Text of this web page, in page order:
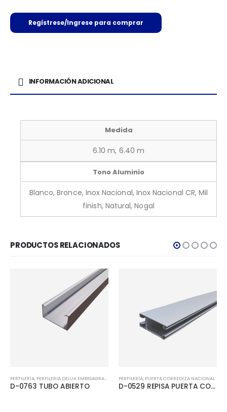
Regístrese/Ingrese para comprar
INFORMACIÓN ADICIONAL
Medida
6.10 m, 6.40 m
Tono Aluminio
Blanco, Bronce, Inox Nacional, Inox Nacional CR, Mil
finish, Natural, Nogal
PRODUCTOS RELACIONADOS
PERFILERÍA, PERFILERIA DELUX EMBISAGRADA TUBERÍA
D-0763 TUBO ABIERTO
PERFILERÍA, PUERTA CORREDIZA NACIONAL
D-0529 REPISA PUERTA CORREDIZA